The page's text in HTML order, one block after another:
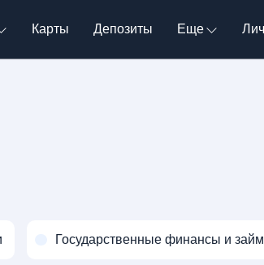
Карты Депозиты Еще
Государственные финансы и